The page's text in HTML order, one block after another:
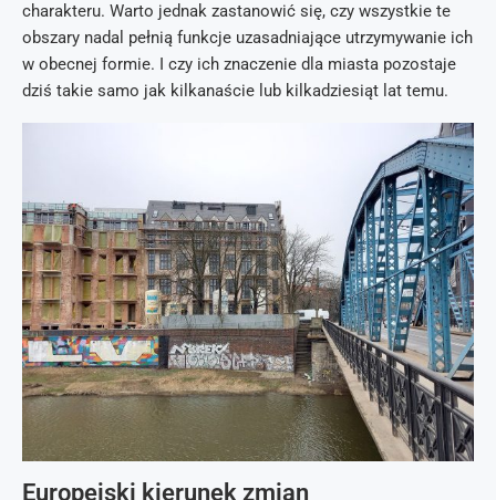
charakteru. Warto jednak zastanowić się, czy wszystkie te
obszary nadal pełnią funkcje uzasadniające utrzymywanie ich
w obecnej formie. I czy ich znaczenie dla miasta pozostaje
dziś takie samo jak kilkanaście lub kilkadziesiąt lat temu.
Europejski kierunek zmian